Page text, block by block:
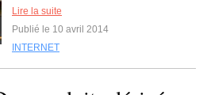
Lire la suite
Publié le 10 avril 2014
INTERNET